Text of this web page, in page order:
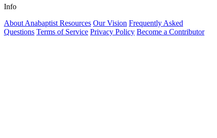
Info
About Anabaptist Resources Our Vision Frequently Asked
Questions Terms of Service Privacy Policy Become a Contributor